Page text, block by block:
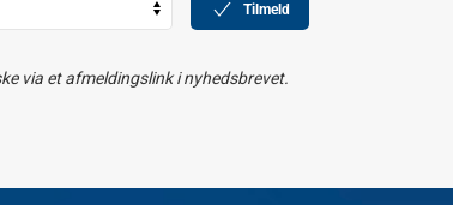
Tilmeld
via et afmeldingslink i nyhedsbrevet.